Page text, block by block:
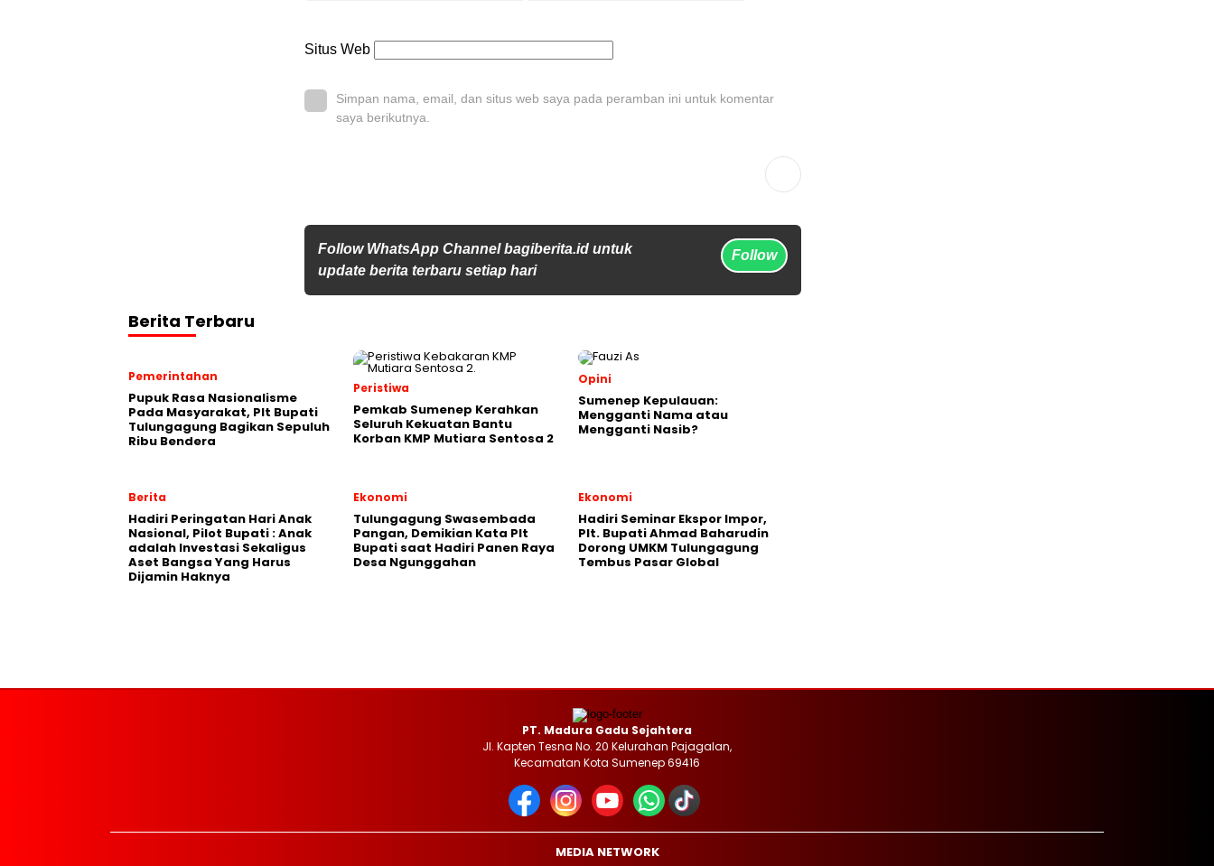
Situs Web
Simpan nama, email, dan situs web saya pada peramban ini untuk komentar
saya berikutnya.
Follow WhatsApp Channel bagiberita.id untuk
update berita terbaru setiap hari
Follow
Berita Terbaru
Pemerintahan
Pupuk Rasa Nasionalisme
Pada Masyarakat, Plt Bupati
Tulungagung Bagikan Sepuluh
Ribu Bendera
Peristiwa
Pemkab Sumenep Kerahkan
Seluruh Kekuatan Bantu
Korban KMP Mutiara Sentosa 2
Opini
Sumenep Kepulauan:
Mengganti Nama atau
Mengganti Nasib?
Berita
Hadiri Peringatan Hari Anak
Nasional, Pilot Bupati : Anak
adalah Investasi Sekaligus
Aset Bangsa Yang Harus
Dijamin Haknya
Ekonomi
Tulungagung Swasembada
Pangan, Demikian Kata Plt
Bupati saat Hadiri Panen Raya
Desa Ngunggahan
Ekonomi
Hadiri Seminar Ekspor Impor,
Plt. Bupati Ahmad Baharudin
Dorong UMKM Tulungagung
Tembus Pasar Global
PT. Madura Gadu Sejahtera
Jl. Kapten Tesna No. 20 Kelurahan Pajagalan,
Kecamatan Kota Sumenep 69416
MEDIA NETWORK